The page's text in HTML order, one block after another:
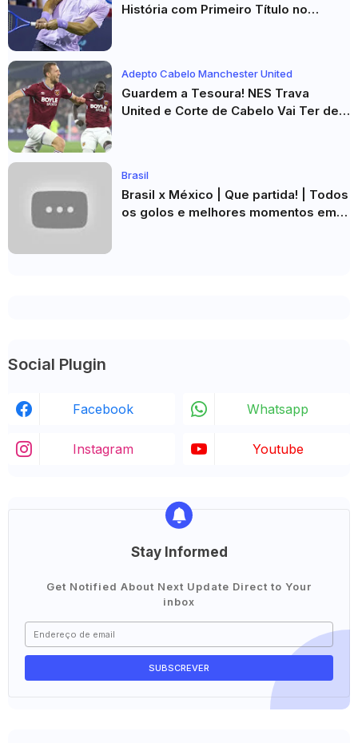
História com Primeiro Título no
Adepto Cabelo Manchester United
Guardem a Tesoura! NES Trava
United e Corte de Cabelo Vai Ter de
Brasil
Brasil x México | Que partida! | Todos
os golos e melhores momentos em
Social Plugin
Facebook Whatsapp
Instagram Youtube
Stay Informed
Get Notified About Next Update Direct to Your
inbox